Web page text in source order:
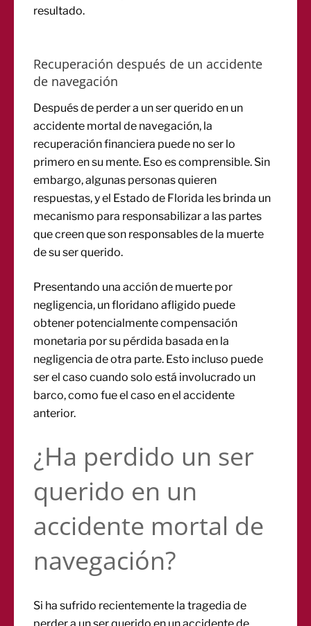
resultado.
Recuperación después de un accidente
de navegación
Después de perder a un ser querido en un
accidente mortal de navegación, la
recuperación financiera puede no ser lo
primero en su mente. Eso es comprensible. Sin
embargo, algunas personas quieren
respuestas, y el Estado de Florida les brinda un
mecanismo para responsabilizar a las partes
que creen que son responsables de la muerte
de su ser querido.
Presentando una acción de muerte por
negligencia, un floridano afligido puede
obtener potencialmente compensación
monetaria por su pérdida basada en la
negligencia de otra parte. Esto incluso puede
ser el caso cuando solo está involucrado un
barco, como fue el caso en el accidente
anterior.
¿Ha perdido un ser
querido en un
accidente mortal de
navegación?
Si ha sufrido recientemente la tragedia de